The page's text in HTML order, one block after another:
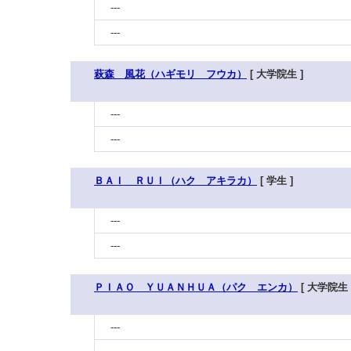
---
---
萩森 風花（ハギモリ フウカ） [ 大学院生 ]
---
---
ＢＡＩ ＲＵＩ（ハク アキラカ） [ 学生 ]
---
---
ＰＩＡＯ ＹＵＡＮＨＵＡ（パク エンカ） [ 大学院生
---